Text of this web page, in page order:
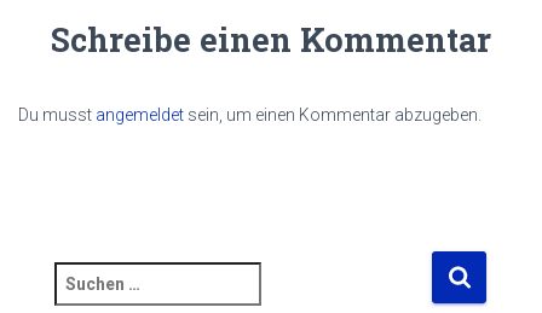
Schreibe einen Kommentar
Du musst angemeldet sein, um einen Kommentar abzugeben.
u